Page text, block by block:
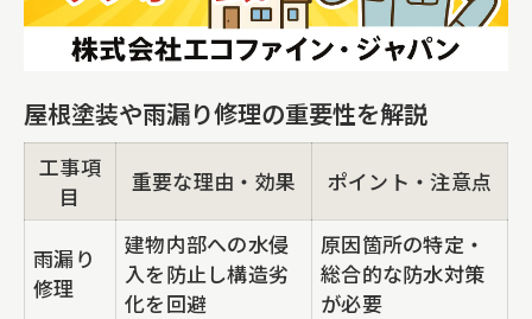
屋根塗装や雨漏り修理の重要性を解説
工事項
目
重要な理由・効果 ポイント・注意点
雨漏り
修理
建物内部への水侵
入を防止し構造劣
化を回避
原因箇所の特定・
総合的な防水対策
が必要